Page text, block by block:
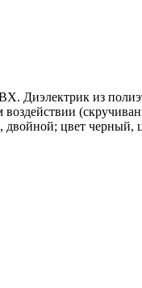
Диэлектрик из
цвет черный,